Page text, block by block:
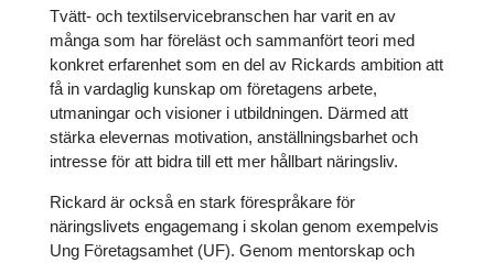
Tvätt- och textilservicebranschen har varit en av
många som har föreläst och sammanfört teori med
konkret erfarenhet som en del av Rickards ambition att
få in vardaglig kunskap om företagens arbete,
utmaningar och visioner i utbildningen. Därmed att
stärka elevernas motivation, anställningsbarhet och
intresse för att bidra till ett mer hållbart näringsliv.
Rickard är också en stark förespråkare för
näringslivets engagemang i skolan genom exempelvis
Ung Företagsamhet (UF). Genom mentorskap och